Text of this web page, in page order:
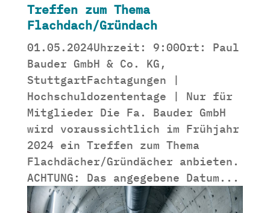
Treffen zum Thema
Flachdach/Gründach
01.05.2024Uhrzeit: 9:00Ort: Paul
Bauder GmbH & Co. KG,
StuttgartFachtagungen |
Hochschuldozententage | Nur für
Mitglieder Die Fa. Bauder GmbH
wird voraussichtlich im Frühjahr
2024 ein Treffen zum Thema
Flachdächer/Gründächer anbieten.
ACHTUNG: Das angegebene Datum...